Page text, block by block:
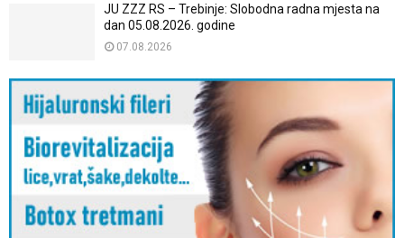
JU ZZZ RS – Trebinje: Slobodna radna mjesta na
dan 05.08.2026. godine
07.08.2026